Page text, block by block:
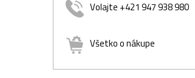
Volajte +421 947 938 980
Všetko o nákupe